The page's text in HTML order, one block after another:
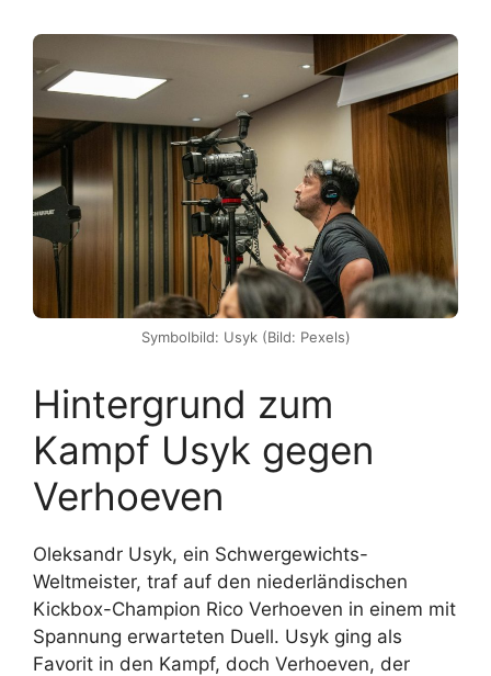
Symbolbild: Usyk (Bild: Pexels)
Hintergrund zum
Kampf Usyk gegen
Verhoeven
Oleksandr Usyk, ein Schwergewichts-
Weltmeister, traf auf den niederländischen
Kickbox-Champion Rico Verhoeven in einem mit
Spannung erwarteten Duell. Usyk ging als
Favorit in den Kampf, doch Verhoeven, der